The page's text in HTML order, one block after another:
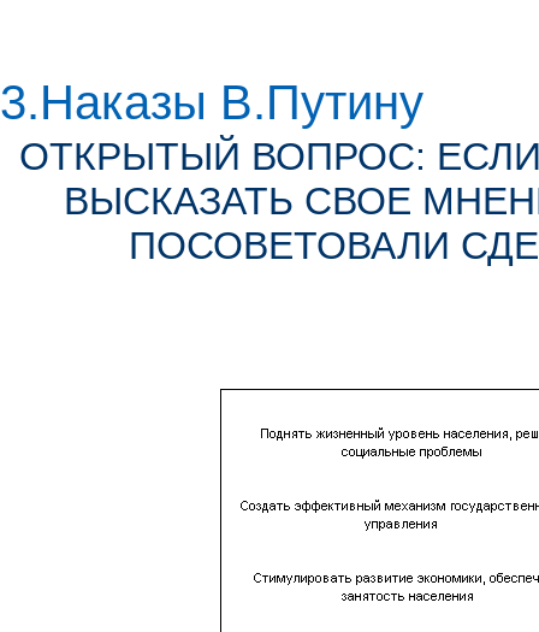
3.Наказы В.Путину
ОТКРЫТЫЙ ВОПРОС:
ВЫСКАЗАТЬ СВОЕ
ПОСОВЕТОВАЛИ